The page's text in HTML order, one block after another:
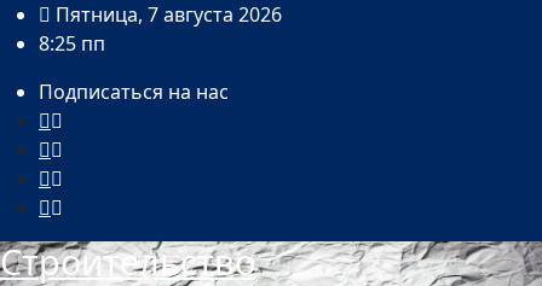
ПерейтиПятница, 7 августа 2026
8:25 пп
Подписаться на нас
Строительство